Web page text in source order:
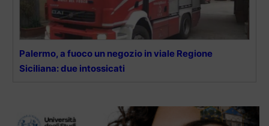
Palermo, a fuoco un negozio in viale Regione
Siciliana: due intossicati